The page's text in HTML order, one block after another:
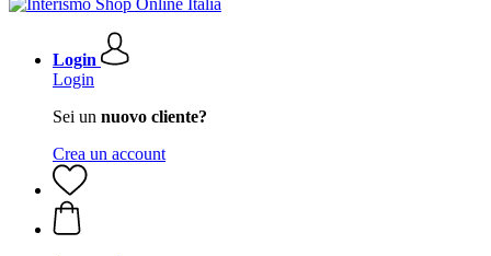
Login
Login
Sei un nuovo cliente?
Crea un account